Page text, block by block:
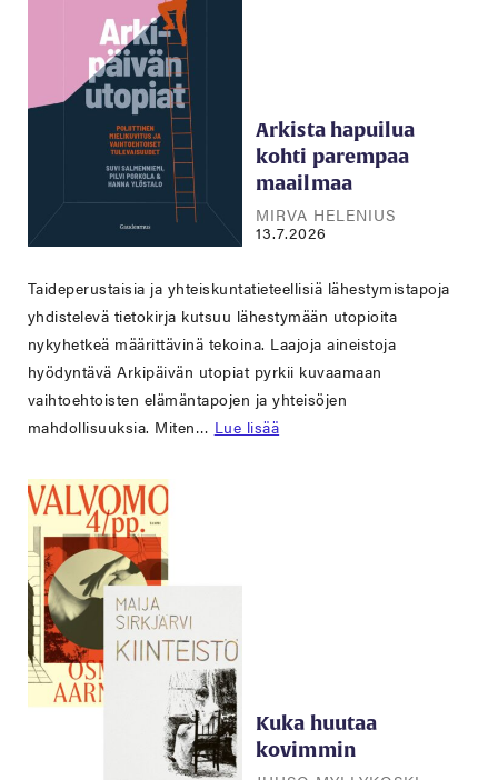
Arkista hapuilua
kohti parempaa
maailmaa
MIRVA HELENIUS
13.7.2026
Taideperustaisia ja yhteiskuntatieteellisiä lähestymistapoja
yhdistelevä tietokirja kutsuu lähestymään utopioita
nykyhetkeä määrittävinä tekoina. Laajoja aineistoja
hyödyntävä Arkipäivän utopiat pyrkii kuvaamaan
vaihtoehtoisten elämäntapojen ja yhteisöjen
mahdollisuuksia. Miten… Lue lisää
Kuka huutaa
kovimmin